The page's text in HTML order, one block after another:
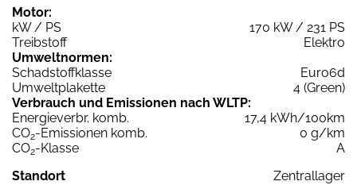
Motor:
kW / PS
170 kW / 231 PS
Treibstoff
Elektro
Umweltnormen:
Schadstoffklasse
Euro6d
Umweltplakette
4 (Green)
Verbrauch und Emissionen nach WLTP:
Energieverbr. komb.
17,4 kWh/100km
CO2-Emissionen komb.
0 g/km
CO2-Klasse
A
Standort
Zentrallager